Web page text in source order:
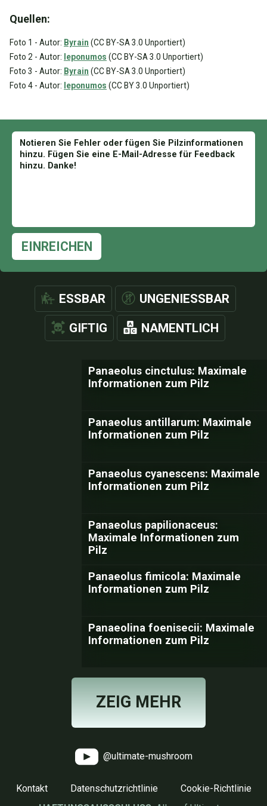
Quellen:
Foto 1 - Autor: Byrain (CC BY-SA 3.0 Unportiert)
Foto 2 - Autor: Ieponumos (CC BY-SA 3.0 Unportiert)
Foto 3 - Autor: Byrain (CC BY-SA 3.0 Unportiert)
Foto 4 - Autor: Ieponumos (CC BY 3.0 Unportiert)
EINREICHEN
ESSBAR UNGENIESSBAR
GIFTIG NAMENTLICH
Panaeolus cinctulus: Maximale
Informationen zum Pilz
Panaeolus antillarum: Maximale
Informationen zum Pilz
Panaeolus cyanescens: Maximale
Informationen zum Pilz
Panaeolus papilionaceus:
Maximale Informationen zum
Pilz
Panaeolus fimicola: Maximale
Informationen zum Pilz
Panaeolina foenisecii: Maximale
Informationen zum Pilz
ZEIG MEHR
@ultimate-mushroom
Kontakt Datenschutzrichtlinie
Cookie-Richtlinie